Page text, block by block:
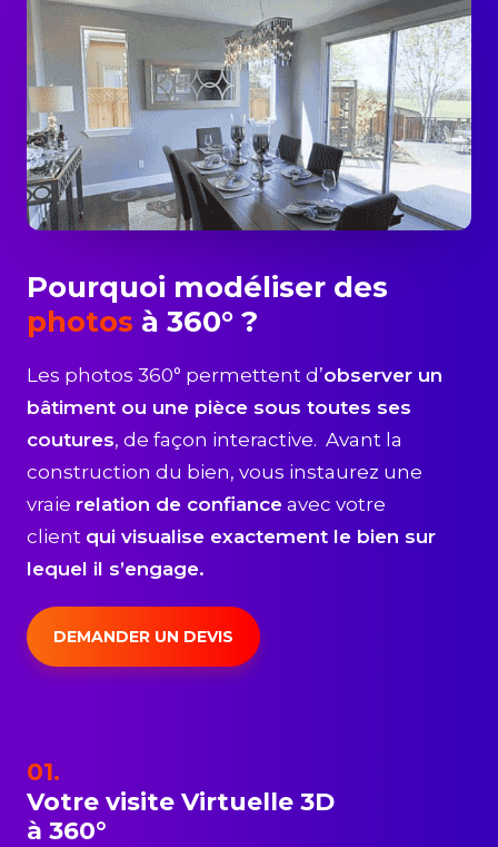
Pourquoi modéliser des
photos à 360° ?
Les photos 360° permettent d’observer un
bâtiment ou une pièce sous toutes ses
coutures, de façon interactive. Avant la
construction du bien, vous instaurez une
vraie relation de confiance avec votre
client qui visualise exactement le bien sur
lequel il s’engage.
DEMANDER UN DEVIS
01.
Votre visite Virtuelle 3D
à 360°